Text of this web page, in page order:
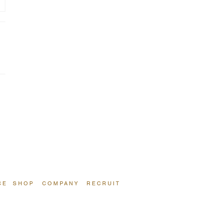
SHOP COMPANY RECRUIT